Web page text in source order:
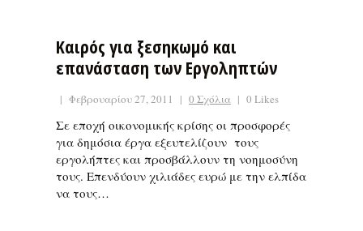
Καιρός για ξεσηκωμό και
επανάσταση των Εργοληπτών
| Φεβρουαρίου 27, 2011 | 0 Σχόλια | 0 Likes
Σε εποχή οικονομικής κρίσης οι προσφορές
για δημόσια έργα εξευτελίζουν τους
εργολήπτες και προσβάλλουν τη νοημοσύνη
τους. Επενδύουν χιλιάδες ευρώ με την ελπίδα
να τους…